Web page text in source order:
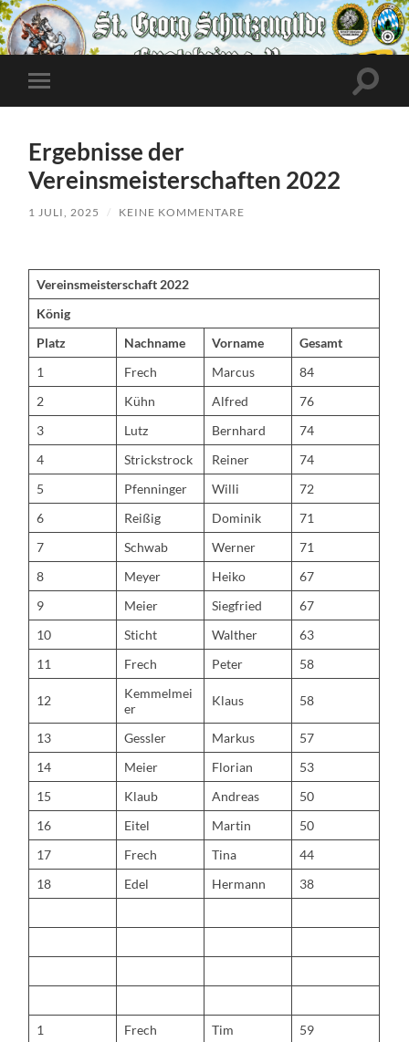
Mobile-
Menü
Ergebnisse der
Vereinsmeisterschaften 2022
1 JULI, 2025 / KEINE KOMMENTARE
Vereinsmeisterschaft 2022
König
Platz
Nachname Vorname
Gesamt
1
Frech Marcus
84
2
Kühn Alfred
76
3
Lutz Bernhard
74
4
Strickstrock Reiner
74
5
Pfenninger Willi
72
6
Reißig Dominik
71
7
Schwab Werner
71
8
Meyer Heiko
67
9
Meier Siegfried
67
10
Sticht Walther
63
11
Frech Peter 58
12
Kemmelmei
er
Klaus 58
13 Gessler Markus
57
14
Meier Florian
53
15
Klaub Andreas
50
16
Eitel Martin
50
17
Frech Tina
44
18
Edel Hermann 38
1 Frech Tim 59